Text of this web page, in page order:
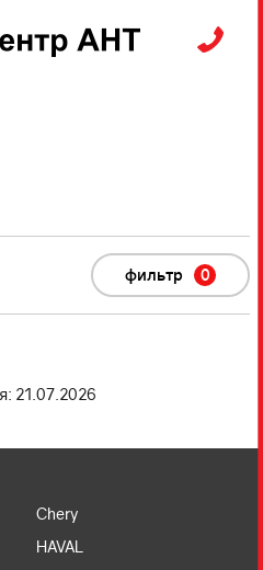
фильтр 0
21.07.2026
Chery
HAVAL